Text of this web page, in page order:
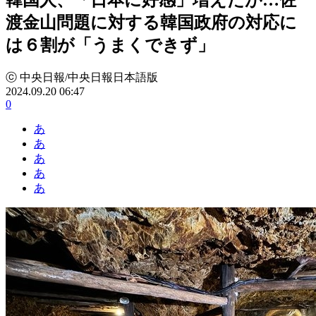
渡金山問題に対する韓国政府の対応に
は６割が「うまくできず」
ⓒ 中央日報/中央日報日本語版
2024.09.20 06:47
0
あ
あ
あ
あ
あ